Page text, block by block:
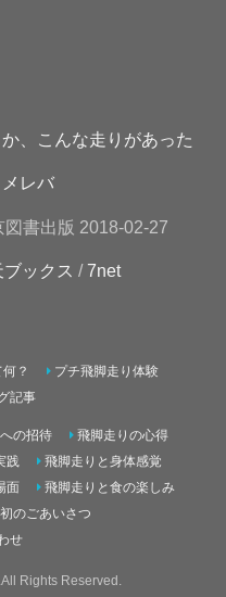
、こんな走りがあった
メレバ
図書出版 2018-02-27
ックス /7net
？
プチ飛脚走り体験
記事
の招待
飛脚走りの心得
践
飛脚走りと身体感覚
面
飛脚走りと食の楽しみ
のごあいさつ
せ
.All Rights Reserved.